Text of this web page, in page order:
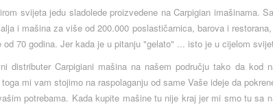
svijeta jedu sladolede proizvedene na Carpigian imašinama.
i mašina za više od 200.000 poslastičarnica, barova i
70 godina. Jer kada je u pitanju "gelato" ... isto je u cijelom
distributer Carpigiani mašina na našem području tako da
mi vam stojimo na raspolaganju od same Vaše ideje da
potrebama. Kada kupite mašine tu nije kraj jer mi smo tu sa